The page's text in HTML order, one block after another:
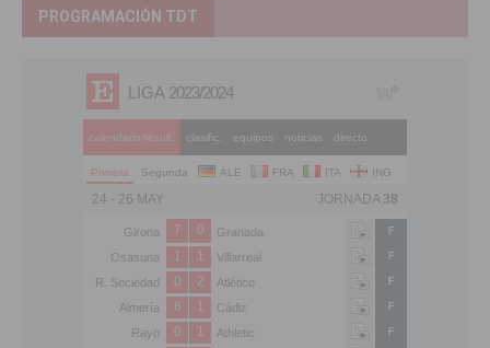
PROGRAMACIÓN TDT